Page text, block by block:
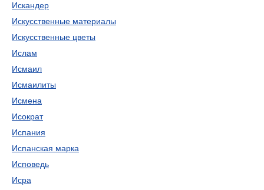
Искандер
Искусственные материалы
Искусственные цветы
Ислам
Исмаил
Исмаилиты
Исмена
Исократ
Испания
Испанская марка
Исповедь
Исра